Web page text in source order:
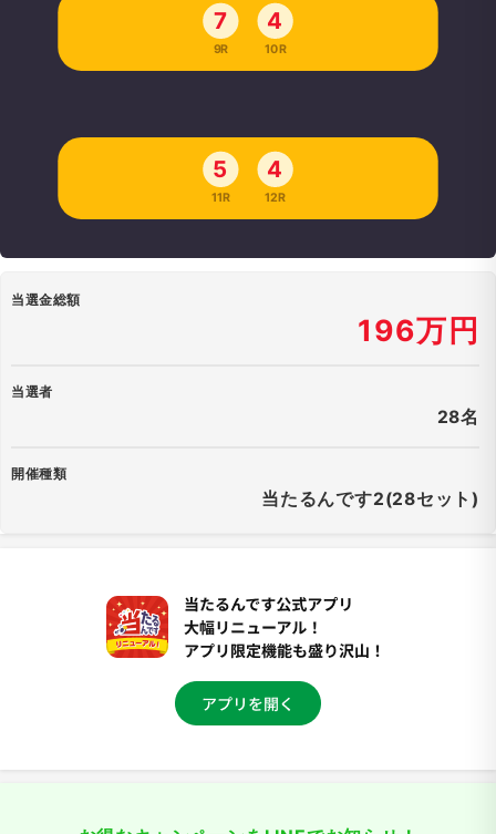
7
9R
4
10R
5
11R
4
12R
当選金総額
196万円
当選者
28名
開催種類
当たるんです2(28セット)